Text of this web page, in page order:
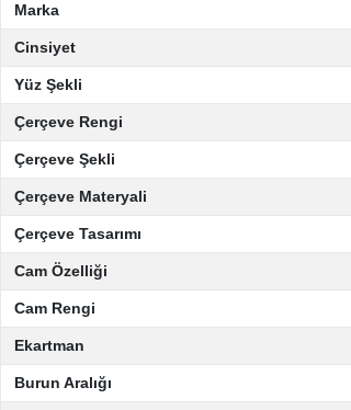
Marka
Cinsiyet
Yüz Şekli
Çerçeve Rengi
Çerçeve Şekli
Çerçeve Materyali
Çerçeve Tasarımı
Cam Özelliği
Cam Rengi
Ekartman
Burun Aralığı